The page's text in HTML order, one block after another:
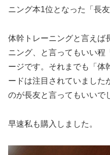
ニング本1位となった「長
体幹トレーニングと言えば
ニング、と言ってもいい程
ージです。それまでも「体
ードは注目されていました
のが長友と言ってもいいで
早速私も購入しました。